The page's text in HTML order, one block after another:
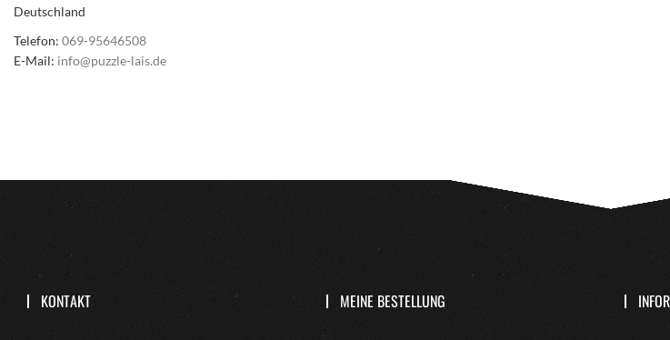
Deutschland
Telefon: 069-95646508
E-Mail: info@puzzle-lais.de
KONTAKT MEINE BESTELLUNG